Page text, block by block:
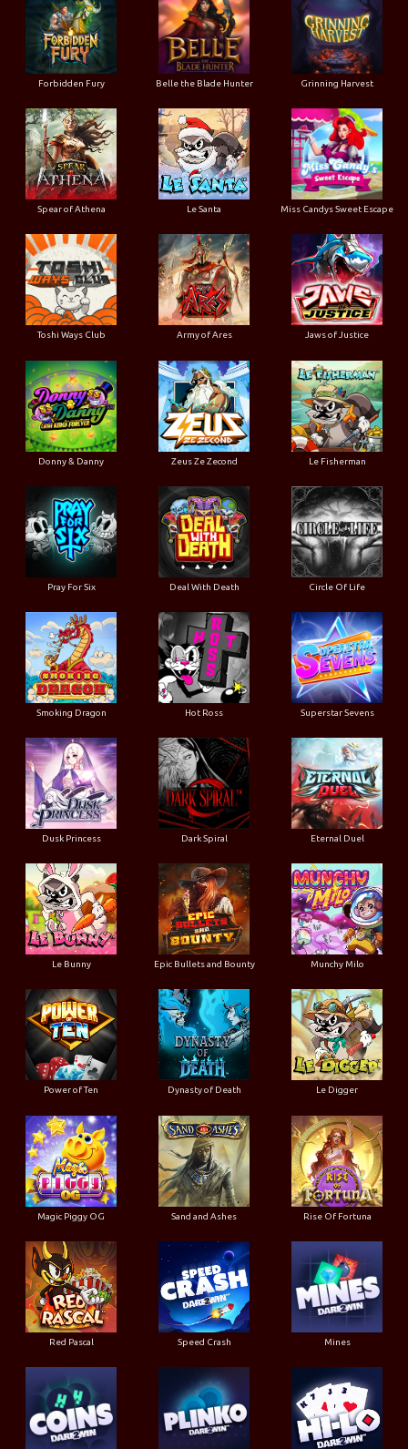
Forbidden Fury Belle the Blade Hunter Grinning Harvest
Spear of Athena Le Santa Miss Candys Sweet Escape
Toshi Ways Club Army of Ares Jaws of Justice
Donny & Danny Zeus Ze Zecond Le Fisherman
Pray For Six Deal With Death Circle Of Life
Smoking Dragon Hot Ross Superstar Sevens
Dusk Princess Dark Spiral Eternal Duel
Le Bunny Epic Bullets and Bounty Munchy Milo
Power of Ten Dynasty of Death Le Digger
Magic Piggy OG Sand and Ashes Rise Of Fortuna
Red Pascal Speed Crash Mines